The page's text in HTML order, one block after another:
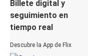
Billete digital y
seguimiento en
tiempo real
Descubre la App de Flix